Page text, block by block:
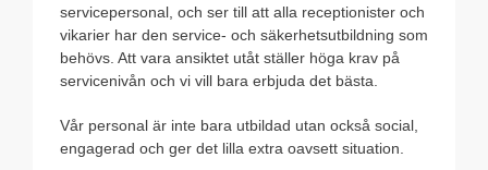
servicepersonal, och ser till att alla receptionister och
vikarier har den service- och säkerhetsutbildning som
behövs. Att vara ansiktet utåt ställer höga krav på
servicenivån och vi vill bara erbjuda det bästa.
Vår personal är inte bara utbildad utan också social,
engagerad och ger det lilla extra oavsett situation.